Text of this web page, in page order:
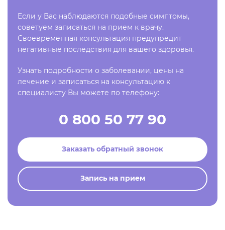
Если у Вас наблюдаются подобные симптомы,
советуем записаться на прием к врачу.
Своевременная консультация предупредит
негативные последствия для вашего здоровья.
Узнать подробности о заболевании, цены на
лечение и записаться на консультацию к
специалисту Вы можете по телефону:
0 800 50 77 90
Заказать обратный звонок
Запись на прием